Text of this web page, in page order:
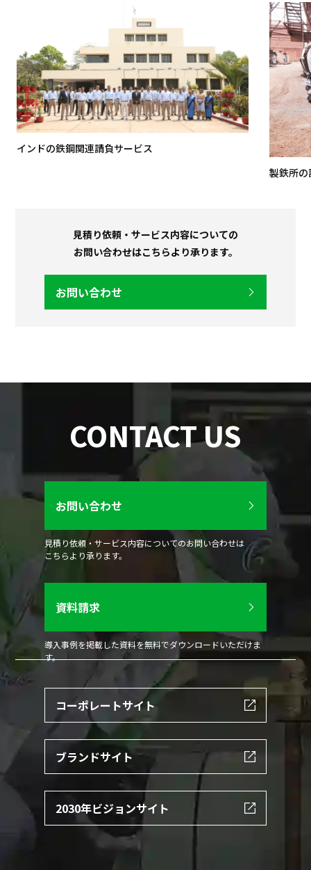
インドの鉄鋼関連請負サービス
製鉄所
見積り依頼・サービス内容についての
お問い合わせはこちらより承ります。
お問い合わせ
CONTACT US
お問い合わせ
見積り依頼・サービス内容についてのお問い合わせは
こちらより承ります。
資料請求
導入事例を掲載した資料を無料でダウンロードいただけま
す。
コーポレートサイト
ブランドサイト
2030年ビジョンサイト